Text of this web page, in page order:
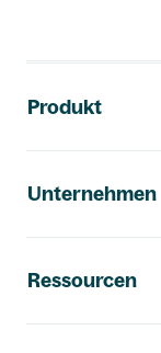
Produkt
Unternehmen
Ressourcen